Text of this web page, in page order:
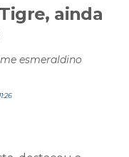
ainda
esmeraldino